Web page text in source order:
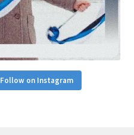
Follow on Instagram